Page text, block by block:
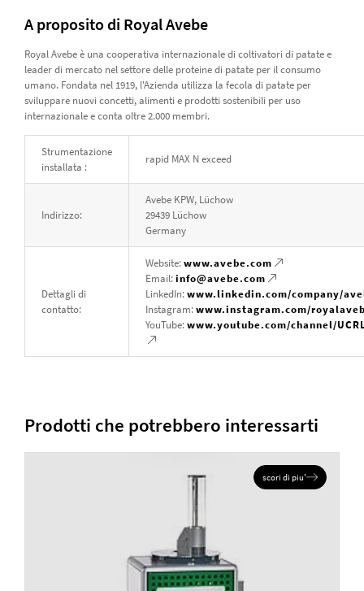
A proposito di Royal Avebe
Royal Avebe è una cooperativa internazionale di coltivatori di patate e
leader di mercato nel settore delle proteine ​​di patate per il consumo
umano. Fondata nel 1919, l'Azienda utilizza la fecola di patate per
sviluppare nuovi concetti, alimenti e prodotti sostenibili per uso
internazionale e conta oltre 2.000 membri.
Strumentazione
installata :
rapid MAX N exceed
Indirizzo:
Avebe KPW, Lüchow
29439 Lüchow
Germany
Dettagli di
contatto:
Website:www.avebe.com
Email:info@avebe.com
LinkedIn:www.linkedin.com/company/
Instagram:www.instagram.com/
YouTube:www.youtube.com/channel/
Prodotti che potrebbero interessarti
scori di piu'